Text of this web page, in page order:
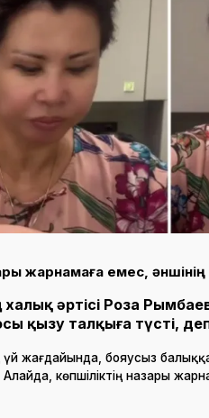
жарнамаға емес, әншінің
халық әртісі Роза
қызу талқыға түсті,
үй жағдайында, бояусыз
көпшіліктің назары